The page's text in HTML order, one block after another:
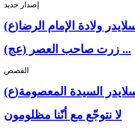
إصدار جديد
ولادة الإمام الرضا(ع)
زرت صاحب العصر (عج) ...
القصص
السيدة المعصومة(ع)
لا نتوجّع مع أنّنا مظلومون